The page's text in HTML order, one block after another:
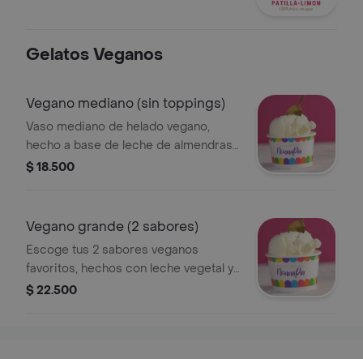
Gelatos Veganos
Vegano mediano (sin toppings)
Vaso mediano de helado vegano,
hecho a base de leche de almendras
sin azúcar, endulzado con stevia. .
$ 18.500
Vegano grande (2 sabores)
Escoge tus 2 sabores veganos
favoritos, hechos con leche vegetal y
endulzados con stevia.
$ 22.500